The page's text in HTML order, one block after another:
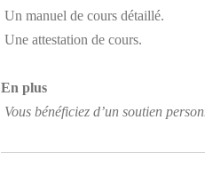
Un manuel de cours détaillé.
Une attestation de cours.
En plus
Vous bénéficiez d’un soutien